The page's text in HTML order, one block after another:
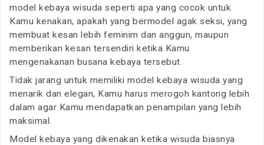
model kebaya wisuda seperti apa yang cocok untuk
Kamu kenakan, apakah yang bermodel agak seksi, yang
membuat kesan lebih feminim dan anggun, maupun
memberikan kesan tersendiri ketika Kamu
mengenakanan busana kebaya tersebut.
Tidak jarang untuk memiliki model kebaya wisuda yang
menarik dan elegan, Kamu harus merogoh kantong lebih
dalam agar Kamu mendapatkan penampilan yang lebih
maksimal.
Model kebaya yang dikenakan ketika wisuda biasnya